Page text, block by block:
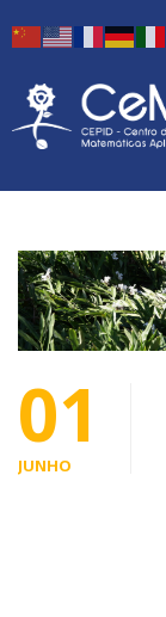
01
JUNHO